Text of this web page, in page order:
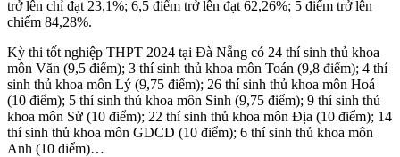
trở lên chỉ đạt 23,1%; 6,5 điểm trở lên đạt 62,26%; 5 điểm trở lên
chiếm 84,28%.
Kỳ thi tốt nghiệp THPT 2024 tại Đà Nẵng có 24 thí sinh thủ khoa
môn Văn (9,5 điểm); 3 thí sinh thủ khoa môn Toán (9,8 điểm); 4 thí
sinh thủ khoa môn Lý (9,75 điểm); 26 thí sinh thủ khoa môn Hoá
(10 điểm); 5 thí sinh thủ khoa môn Sinh (9,75 điểm); 9 thí sinh thủ
khoa môn Sử (10 điểm); 22 thí sinh thủ khoa môn Địa (10 điểm); 14
thí sinh thủ khoa môn GDCD (10 điểm); 6 thí sinh thủ khoa môn
Anh (10 điểm)…